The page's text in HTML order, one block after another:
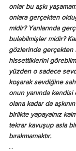
onlar bu aşkı
onlara gerçekten
midir? Yanlarında
bulabilmişler midir?
gözlerinde gerçekten
hissettiklerini
yüzden o sadece
koşarak sevdiğine
onun yanında
olana kadar da
birlikte yapayalnız
tekrar kavuşup asla
bırakmamaktır.
...